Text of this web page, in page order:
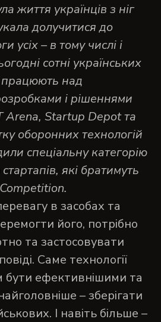
життя українців з ніг
долучитися до
усіх – в тому числі і
сотні українських
над
і рішеннями
Arena, Startup Depot та
оборонних технологій
спеціальну категорію
які братимуть
в засобах та
його, потрібно
та застосовувати
Саме технології
ефективнішими та
– зберігати
І навіть більше –